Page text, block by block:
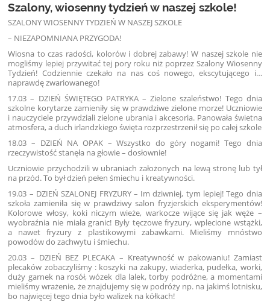
Szalony, wiosenny tydzień w naszej szkole!
SZALONY WIOSENNY TYDZIEŃ W NASZEJ SZKOLE
– NIEZAPOMNIANA PRZYGODA!
Wiosna to czas radości, kolorów i dobrej zabawy! W naszej szkole nie
mogliśmy lepiej przywitać tej pory roku niż poprzez Szalony Wiosenny
Tydzień! Codziennie czekało na nas coś nowego, ekscytującego i…
naprawdę zwariowanego!
17.03 – DZIEŃ ŚWIĘTEGO PATRYKA – Zielone szaleństwo! Tego dnia
szkolne korytarze zamieniły się w prawdziwe zielone morze! Uczniowie
i nauczyciele przywdziali zielone ubrania i akcesoria. Panowała świetna
atmosfera, a duch irlandzkiego święta rozprzestrzenił się po całej szkole
18.03 – DZIEŃ NA OPAK – Wszystko do góry nogami! Tego dnia
rzeczywistość stanęła na głowie – dosłownie!
Uczniowie przychodzili w ubraniach założonych na lewą stronę lub tył
na przód. To był dzień pełen śmiechu i kreatywności.
19.03 – DZIEŃ SZALONEJ FRYZURY – Im dziwniej, tym lepiej! Tego dnia
szkoła zamieniła się w prawdziwy salon fryzjerskich eksperymentów!
Kolorowe włosy, koki niczym wieże, warkocze wijące się jak węże –
wyobraźnia nie miała granic! Były tęczowe fryzury, wplecione wstążki,
a nawet fryzury z plastikowymi zabawkami. Mieliśmy mnóstwo
powodów do zachwytu i śmiechu.
20.03 – DZIEŃ BEZ PLECAKA – Kreatywność w pakowaniu! Zamiast
plecaków zobaczyliśmy : koszyki na zakupy, wiaderka, pudełka, worki,
duży garnek na rosół, wózek dla lalek, torby podróżne, a momentami
mieliśmy wrażenie, że znajdujemy się w podróży np. na jakimś lotnisku,
bo najwięcej tego dnia było walizek na kółkach!